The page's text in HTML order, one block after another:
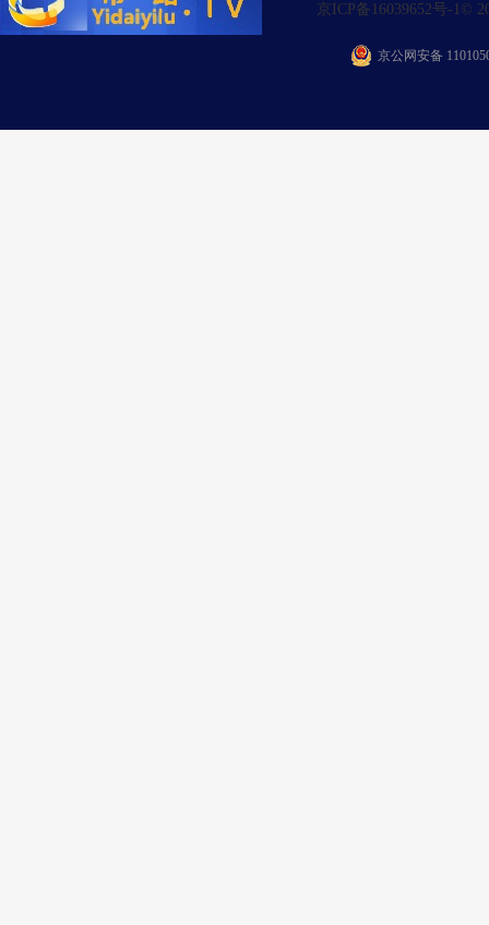
京ICP备16039652号-1©
京公网安备